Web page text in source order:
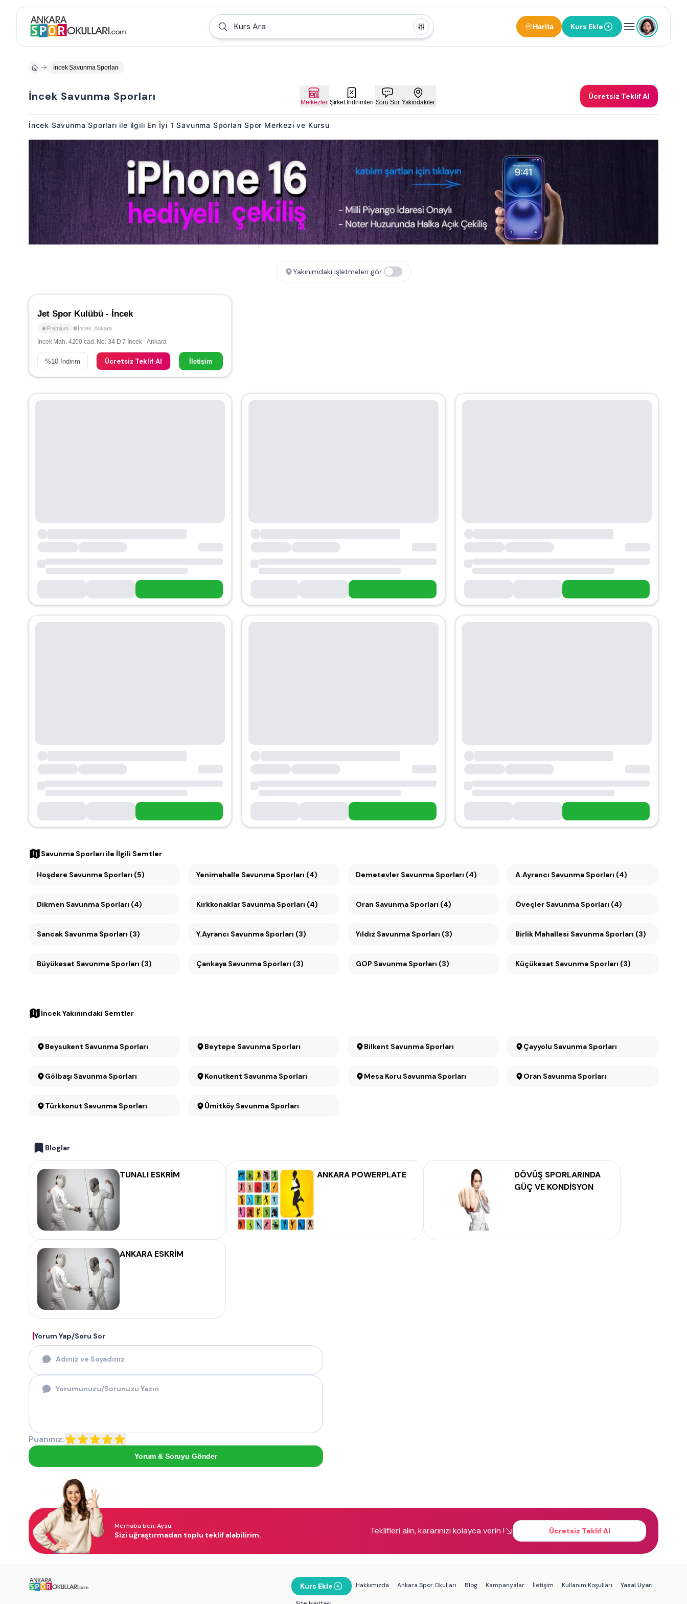
Kurs Ara Harita Kurs Ekle
İncek Savunma Sporları
İncek Savunma Sporları Merkezler Şirket İndirimleri Soru Sor Yakındakiler
Ücretsiz Teklif Al
İncek Savunma Sporları ile ilgili En İyi 1 Savunma Sporları Spor Merkezi ve Kursu
Yakınımdaki işletmeleri gör
Jet Spor Kulübü - İncek
Premium İncek Ankara
İncek Mah. 4200 cad. No: 34 D:7 İncek - Ankara
%10 İndirim Ücretsiz Teklif Al İletişim
Savunma Sporları ile İlgili Semtler
Hoşdere Savunma Sporları (5) Yenimahalle Savunma Sporları (4) Demetevler Savunma Sporları (4) A.Ayrancı Savunma Sporları (4)
Dikmen Savunma Sporları (4) Kırkkonaklar Savunma Sporları (4) Oran Savunma Sporları (4) Öveçler Savunma Sporları (4)
Sancak Savunma Sporları (3) Y.Ayrancı Savunma Sporları (3) Yıldız Savunma Sporları (3) Birlik Mahallesi Savunma Sporları (3)
Büyükesat Savunma Sporları (3) Çankaya Savunma Sporları (3) GOP Savunma Sporları (3) Küçükesat Savunma Sporları (3)
İncek Yakınındaki Semtler
Beysukent Savunma Sporları Beytepe Savunma Sporları Bilkent Savunma Sporları Çayyolu Savunma Sporları
Gölbaşı Savunma Sporları Konutkent Savunma Sporları Mesa Koru Savunma Sporları Oran Savunma Sporları
Türkkonut Savunma Sporları Ümitköy Savunma Sporları
Bloglar
TUNALI ESKRİM ANKARA POWERPLATE
DÖVÜŞ SPORLARINDA
GÜÇ VE KONDİSYON
ANKARA ESKRİM
Yorum Yap/Soru Sor
Puanınız:
Yorum & Soruyu Gönder
Merhaba ben, Aysu.
Sizi uğraştırmadan toplu teklif alabilirim. Teklifleri alın, kararınızı kolayca verin ! Ücretsiz Teklif Al
Kurs Ekle Hakkımızda Ankara Spor Okulları Blog Kampanyalar İletişim Kullanım Koşulları Yasal Uyarı